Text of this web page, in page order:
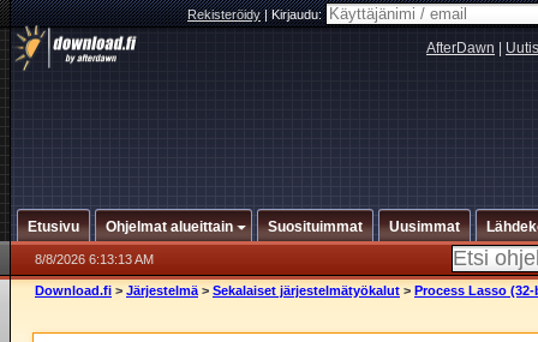
Rekisteröidy|Kirjaudu:
AfterDawn
Etusivu Ohjelmat alueittain Suosituimmat Uusimmat
8/8/2026 6:13:13 AM
Download.fi > Järjestelmä > Sekalaiset järjestelmätyökalut > Process Lasso (32-